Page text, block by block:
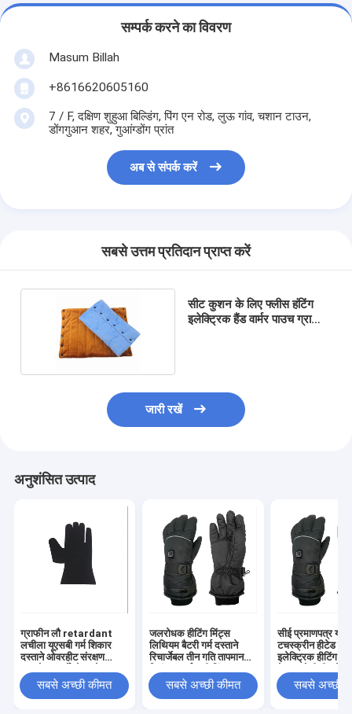
सम्पर्क करने का विवरण
Masum Billah
+8616620605160
7 / F, दक्षिण शुहुआ बिल्डिंग, पिंग एन रोड, लुऊ गांव, चशान टाउन,
डोंगगुआन शहर, गुआंग्डोंग प्रांत
अब से संपर्क करें
सबसे उत्तम प्रतिदान प्राप्त करें
सीट कुशन के लिए फ्लीस हंटिंग
इलेक्ट्रिक हैंड वार्मर पाउच ग्राफीन
जारी रखें
अनुशंसित उत्पाद
ग्राफीन लौ retardant
लचीला यूएसबी गर्म शिकार
दस्ताने ओवरहीट संरक्षण
आउटडोर उपयोग
सबसे अच्छी कीमत
जलरोधक हीटिंग मिंट्स
लिथियम बैटरी गर्म दस्ताने
रिचार्जेबल तीन गति तापमान
सबसे अच्छी कीमत
सीई प्रमाणपत्र
टचस्क्रीन हीटेड
इलेक्ट्रिक हीटिंग
लिए
सबसे अच्छी